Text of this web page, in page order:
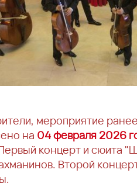
мероприятие
на 04 февраля 2026
концерт и сюита
Второй